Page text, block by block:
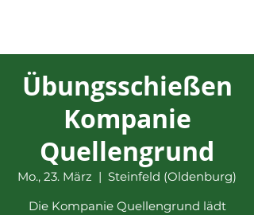
Übungsschießen
Kompanie
Quellengrund
Mo., 23. März
  |
Steinfeld (Oldenburg)
Die Kompanie Quellengrund lädt